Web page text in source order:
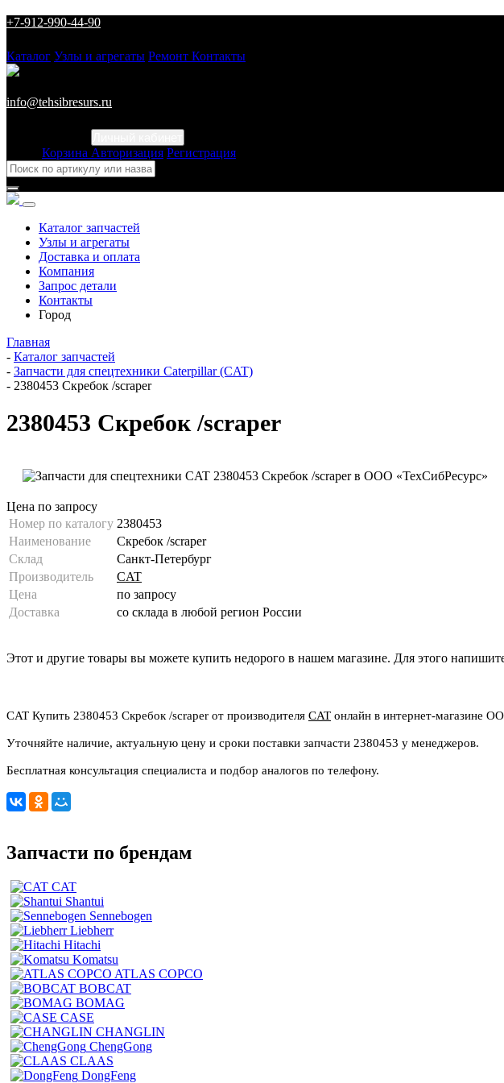
+7-912-990-44-90
Каталог Узлы и агрегаты Ремонт Контакты
info@tehsibresurs.ru
Корзина Авторизация Регистрация
Каталог запчастей
Узлы и агрегаты
Доставка и оплата
Компания
Запрос детали
Контакты
Город
Главная
- Каталог запчастей
- Запчасти для спецтехники Caterpillar (CAT)
- 2380453 Скребок /scraper
2380453 Скребок /scraper
Цена по запросу
Номер по каталогу 2380453
Наименование
Скребок /scraper
Склад
Санкт-Петербург
Производитель
CAT
Цена
по запросу
Доставка
со склада в любой регион России
Этот и другие товары вы можете купить недорого в нашем магазине. Для этого
CAT Купить 2380453 Скребок /scraper от производителя CAT онлайн в интернет-магазине
Уточняйте наличие, актуальную цену и сроки поставки запчасти 2380453 у менеджеров.
Бесплатная консультация специалиста и подбор аналогов по телефону.
Запчасти по брендам
CAT
Shantui
Sennebogen
Liebherr
Hitachi
Komatsu
ATLAS COPCO
BOBCAT
BOMAG
CASE
CHANGLIN
ChengGong
CLAAS
DongFeng